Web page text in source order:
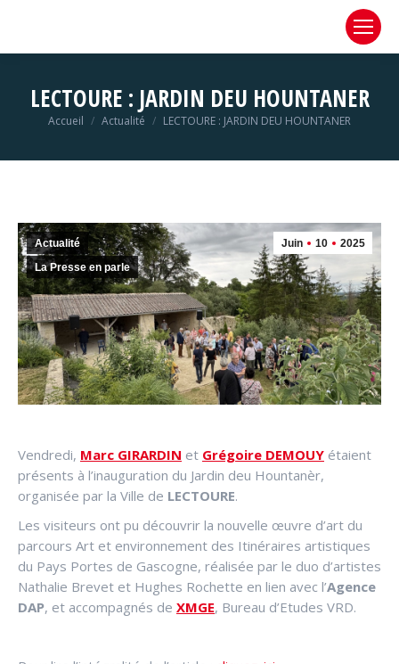
LECTOURE : JARDIN DEU HOUNTANER
Vous êtes ici :
Accueil Actualité LECTOURE : JARDIN DEU HOUNTANER
Juin 10 2025
Actualité
La Presse en parle
Vendredi, Marc GIRARDIN et Grégoire DEMOUY étaient
présents à l’inauguration du Jardin deu Hountanèr,
organisée par la Ville de LECTOURE.
Les visiteurs ont pu découvrir la nouvelle œuvre d’art du
parcours Art et environnement des Itinéraires artistiques
du Pays Portes de Gascogne, réalisée par le duo d’artistes
Nathalie Brevet et Hughes Rochette en lien avec l’Agence
DAP, et accompagnés de XMGE, Bureau d’Etudes VRD.